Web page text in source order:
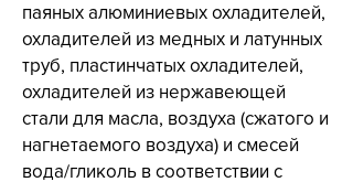
паяных алюминиевых охладителей,
охладителей из медных и латунных
труб, пластинчатых охладителей,
охладителей из нержавеющей
стали для масла, воздуха (сжатого и
нагнетаемого воздуха) и смесей
вода/гликоль в соответствии с